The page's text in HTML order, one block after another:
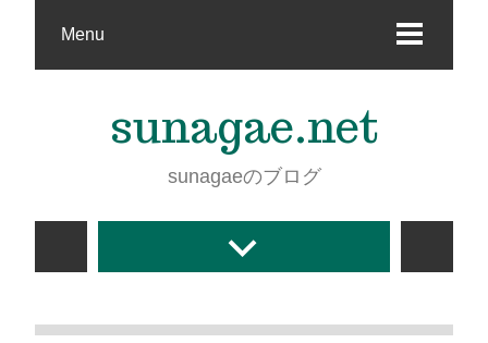
Menu
sunagae.net
sunagaeのブログ